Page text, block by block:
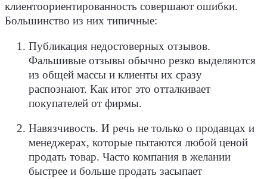
клиентоориентированность совершают ошибки.
Большинство из них типичные:
Публикация недостоверных отзывов.
Фальшивые отзывы обычно резко выделяются
из общей массы и клиенты их сразу
распознают. Как итог это отталкивает
покупателей от фирмы.
Навязчивость. И речь не только о продавцах и
менеджерах, которые пытаются любой ценой
продать товар. Часто компания в желании
быстрее и больше продать засыпает